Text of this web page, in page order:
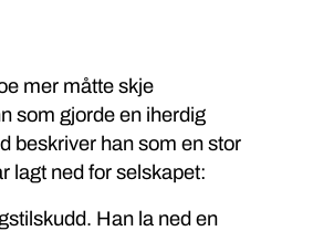
mer måtte skje
som gjorde en iherdig
beskriver han som en stor
lagt ned for selskapet:
Han la ned en